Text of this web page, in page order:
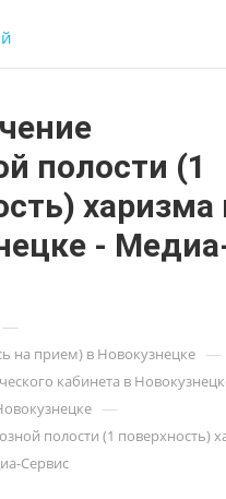
полости (1
харизма
-
—
на прием) в Новокузнецке —
кабинета в
—
полости (1 поверхность)
Сервис